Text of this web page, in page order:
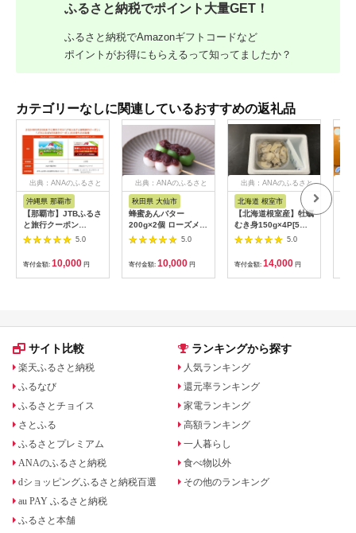
ふるさと納税でポイント大量GET！
ふるさと納税でAmazonギフトコードなど
ポイントがお得にもらえるって知ってましたか？
カテゴリーなしに関連しているおすすめの返礼品
出典：ANAのふるさと
沖縄県 那覇市
【那覇市】JTBふるさ
と旅行クーポン
（3,000円分）有効期
間3年（Eメール発
行）｜旅行 トラベル
予約 国内旅行 JTB 宿
泊 観光 体験 旅行券
人気 おすすめ 旅行ク
ン ネット予約 電話 有
5.0
寄付金額: 10,000 円
出典：ANAのふるさと
秋田県 大仙市
蜂蜜あんバター
200g×2個 ローズメイ
[あんバター はちみ
つ 発酵バター あん
こ 水あめ不使用 秋
田県 大仙市]
5.0
寄付金額: 10,000 円
出典：ANAのふるさと
納税
北海道 根室市
【北海道根室産】牡蠣
むき身150g×4P[5月
下旬以降発送] A-
5.0
寄付金額: 14,000 円
サイト比較
楽天ふるさと納税
ふるなび
ふるさとチョイス
さとふる
ふるさとプレミアム
ANAのふるさと納税
dショッピングふるさと納税百選
au PAY ふるさと納税
ふるさと本舗
ランキングから探す
人気ランキング
還元率ランキング
家電ランキング
高額ランキング
一人暮らし
食べ物以外
その他のランキング